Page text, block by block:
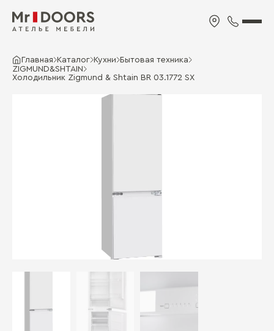
Главная Каталог Кухни
Бытовая техника
ZIGMUND&SHTAIN
Холодильник Zigmund & Shtain BR 03.1772 SX